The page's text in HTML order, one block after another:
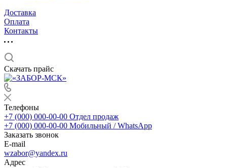
Доставка
Оплата
Контакты
Скачать прайс
Телефоны
+7 (000) 000-00-00 Отдел продаж
+7 (000) 000-00-00 Мобильный / WhatsApp
Заказать звонок
E-mail
wzabor@yandex.ru
Адрес